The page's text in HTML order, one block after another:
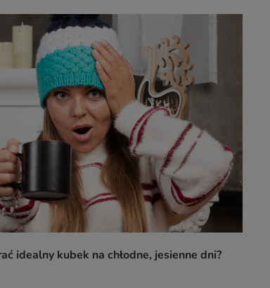
idealny kubek na chłodne, jesienne dni?